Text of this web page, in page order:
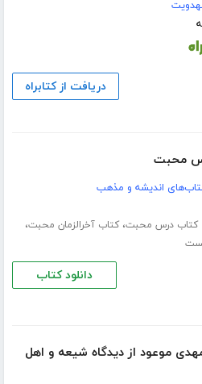
دریافت از کتابراه
محبت
اندیشه و مذهب
کتاب درس محبت،کتاب آخرالزمان محبت،
دانلود کتاب
موعود از دیدگاه شیعه و اهل